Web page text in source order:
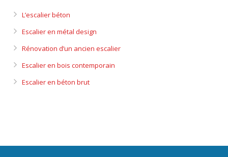
L’escalier béton
Escalier en métal design
Rénovation d’un ancien escalier
Escalier en bois contemporain
Escalier en béton brut